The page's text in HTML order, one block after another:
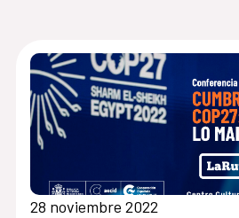
28 noviembre 2022